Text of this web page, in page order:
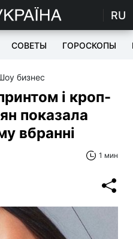
RU
СОВЕТЫ ГОРОСКОПЫ
бизнес
і кроп-
показала
вбранні
1 мин